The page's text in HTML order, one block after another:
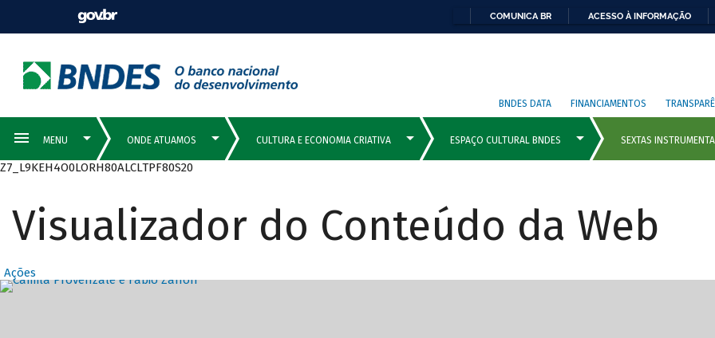
COMUNICA BR ACESSO À INFORMAÇÃO
BNDES DATA FINANCIAMENTOS
Z7_L9KEH4O0LORH80ALCLTPF80S20
Visualizador do Conteúdo da Web
Ações
Destaques Principais com